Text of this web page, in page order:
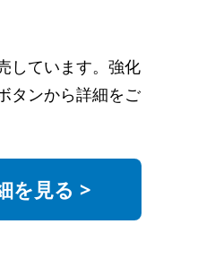
しています。強化
タンから詳細をご
を見る >